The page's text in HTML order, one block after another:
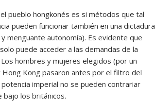
pueblo hongkonés es si métodos que tal
pueden funcionar también en una dictadura
menguante autonomía). Es evidente que
puede acceder a las demandas de la
hombres y mujeres elegidos (por un
Kong pasaron antes por el filtro del
imperial no se pueden contrariar
bajo los británicos.